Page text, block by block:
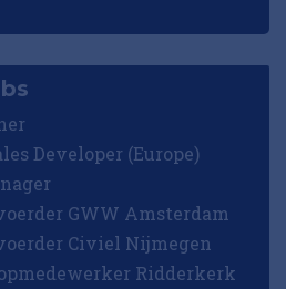
Developer (Europe)
GWW Amsterdam
Civiel Nijmegen
Ridderkerk